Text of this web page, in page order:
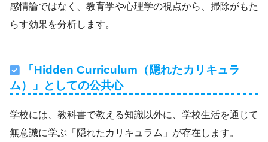
感情論ではなく、教育学や心理学の視点から、掃除がもた
らす効果を分析します。
「Hidden Curriculum（隠れたカリキュラ
ム）」としての公共心
学校には、教科書で教える知識以外に、学校生活を通じて
無意識に学ぶ「隠れたカリキュラム」が存在します。